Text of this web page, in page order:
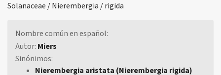
Solanaceae / Nierembergia / rigida
Nombre común en español:
Autor: Miers
Sinónimos:
Nierembergia aristata (Nierembergia rigida)